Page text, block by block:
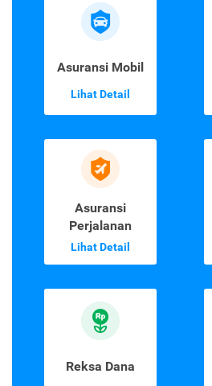
Asuransi Mobil
Lihat Detail
Asuransi
Perjalanan
Lihat Detail
Reksa Dana